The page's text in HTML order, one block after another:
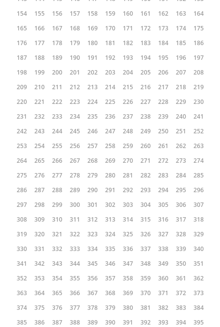
154
155 156 157 158 159 160 161 162 163
164
165
166 167 168 169 170 171 172 173 174
175
176
177 178 179 180 181 182 183 184 185
186
187
188 189 190 191 192 193 194 195 196
197
198
199 200 201 202 203 204 205 206 207
208
209
210 211 212 213 214 215 216 217 218
219
220
221 222 223 224 225 226 227 228 229
230
231
232 233 234 235 236 237 238 239 240
241
242
243 244 245 246 247 248 249 250 251
252
253
254 255 256 257 258 259 260 261 262
263
264
265 266 267 268 269 270 271 272 273
274
275
276 277 278 279 280 281 282 283 284
285
286
287 288 289 290 291 292 293 294 295
296
297
298 299 300 301 302 303 304 305 306
307
308
309 310 311 312 313 314 315 316 317
318
319
320 321 322 323 324 325 326 327 328
329
330
331 332 333 334 335 336 337 338 339
340
341
342 343 344 345 346 347 348 349 350
351
352
353 354 355 356 357 358 359 360 361
362
363
364 365 366 367 368 369 370 371 372
373
374
375 376 377 378 379 380 381 382 383
384
385
386 387 388 389 390 391 392 393 394
395